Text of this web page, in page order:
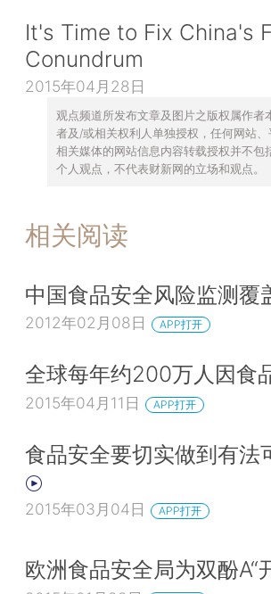
It's Time to Fix China's
Conundrum
2015年04月28日
观点频道所发布文章及图片之版权属作
者及/或相关权利人单独授权，任何网站
相关媒体的网站信息内容转载授权并不
个人观点，不代表财新网的立场和观点。
相关阅读
中国食品安全风险监测覆
2012年02月08日 APP打开
全球每年约200万人因食
2015年04月11日 APP打开
食品安全要切实做到有法
2015年03月04日 APP打开
欧洲食品安全局为双酚A“